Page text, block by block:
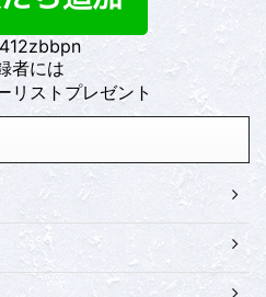
者には
リストプレゼント